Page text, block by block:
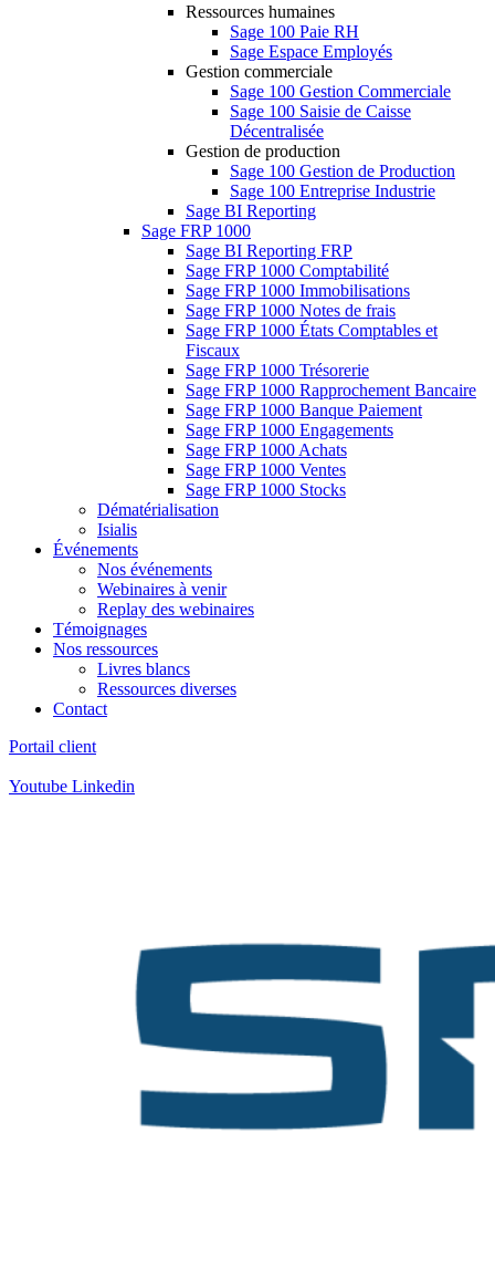
Ressources humaines
Sage 100 Paie RH
Sage Espace Employés
Gestion commerciale
Sage 100 Gestion Commerciale
Sage 100 Saisie de Caisse
Décentralisée
Gestion de production
Sage 100 Gestion de Production
Sage 100 Entreprise Industrie
Sage BI Reporting
Sage FRP 1000
Sage BI Reporting FRP
Sage FRP 1000 Comptabilité
Sage FRP 1000 Immobilisations
Sage FRP 1000 Notes de frais
Sage FRP 1000 États Comptables et
Fiscaux
Sage FRP 1000 Trésorerie
Sage FRP 1000 Rapprochement Bancaire
Sage FRP 1000 Banque Paiement
Sage FRP 1000 Engagements
Sage FRP 1000 Achats
Sage FRP 1000 Ventes
Sage FRP 1000 Stocks
Dématérialisation
Isialis
Événements
Nos événements
Webinaires à venir
Replay des webinaires
Témoignages
Nos ressources
Livres blancs
Ressources diverses
Contact
Portail client
Youtube Linkedin